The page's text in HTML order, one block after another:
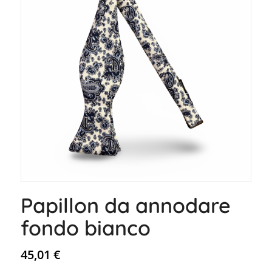
Papillon da annodare
fondo bianco
45,01 €